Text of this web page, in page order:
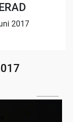
2017